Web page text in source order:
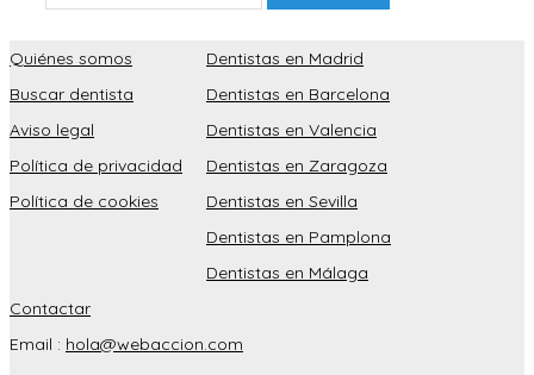
Quiénes somos
Buscar dentista
Aviso legal
Política de privacidad
Política de cookies
Dentistas en Madrid
Dentistas en Barcelona
Dentistas en Valencia
Dentistas en Zaragoza
Dentistas en Sevilla
Dentistas en Pamplona
Dentistas en Málaga
Contactar
Email : hola@webaccion.com